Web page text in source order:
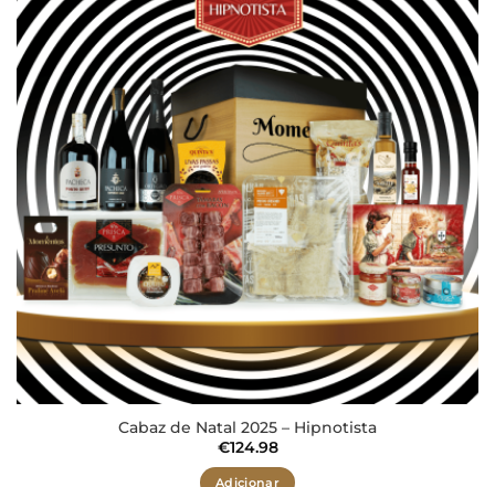
Adicionar
aos meus
desejos
Cabaz de Natal 2025 – Hipnotista
€124.98
Adicionar